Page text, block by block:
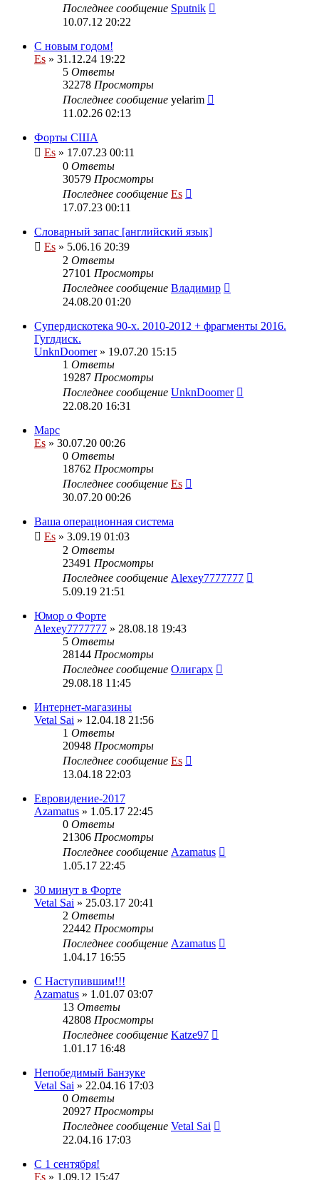
Последнее сообщение Sputnik
10.07.12 20:22
С новым годом!
Es » 31.12.24 19:22
5 Ответы
32278 Просмотры
Последнее сообщение yelarim
11.02.26 02:13
Форты США
Es » 17.07.23 00:11
0 Ответы
30579 Просмотры
Последнее сообщение Es
17.07.23 00:11
Словарный запас [английский язык]
Es » 5.06.16 20:39
2 Ответы
27101 Просмотры
Последнее сообщение Владимир
24.08.20 01:20
Супердискотека 90-х. 2010-2012 + фрагменты 2016.
Гуглдиск.
UnknDoomer» 19.07.20 15:15
1 Ответы
19287 Просмотры
Последнее сообщение UnknDoomer
22.08.20 16:31
Марс
Es » 30.07.20 00:26
0 Ответы
18762 Просмотры
Последнее сообщение Es
30.07.20 00:26
Ваша операционная система
Es » 3.09.19 01:03
2 Ответы
23491 Просмотры
Последнее сообщение Alexey7777777
5.09.19 21:51
Юмор о Форте
Alexey7777777 » 28.08.18 19:43
5 Ответы
28144 Просмотры
Последнее сообщение Олигарх
29.08.18 11:45
Интернет-магазины
Vetal Sai » 12.04.18 21:56
1 Ответы
20948 Просмотры
Последнее сообщение Es
13.04.18 22:03
Евровидение-2017
Azamatus » 1.05.17 22:45
0 Ответы
21306 Просмотры
Последнее сообщение Azamatus
1.05.17 22:45
30 минут в Форте
Vetal Sai » 25.03.17 20:41
2 Ответы
22442 Просмотры
Последнее сообщение Azamatus
1.04.17 16:55
С Наступившим!!!
Azamatus » 1.01.07 03:07
13 Ответы
42808 Просмотры
Последнее сообщение Katze97
1.01.17 16:48
Непобедимый Банзуке
Vetal Sai » 22.04.16 17:03
0 Ответы
20927 Просмотры
Последнее сообщение Vetal Sai
22.04.16 17:03
С 1 сентября!
Es » 1.09.12 15:47